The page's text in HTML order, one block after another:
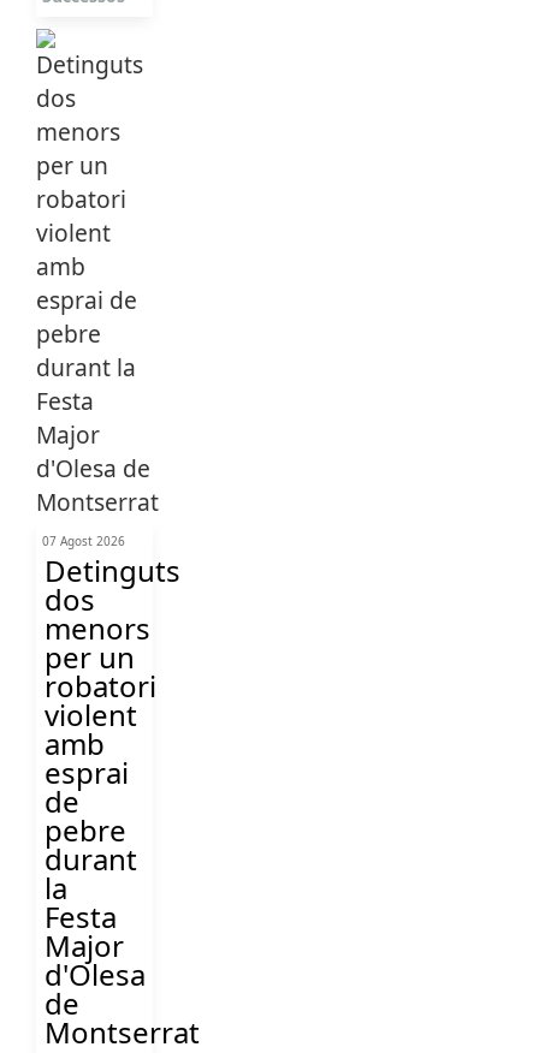
07 Agost 2026
Detinguts
dos
menors
per un
robatori
violent
amb
esprai
de
pebre
durant
la
Festa
Major
d'Olesa
de
Montserrat